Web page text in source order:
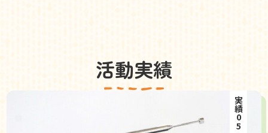
活動実績
実績05